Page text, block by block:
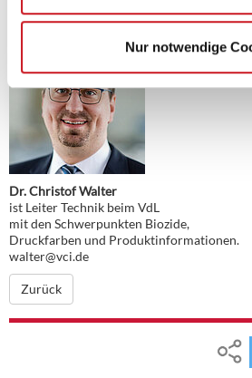
Nur notwendige
Dr. Christof Walter
ist Leiter Technik beim VdL
mit den Schwerpunkten Biozide,
Druckfarben und Produktinformationen.
walter@vci.de
Zurück